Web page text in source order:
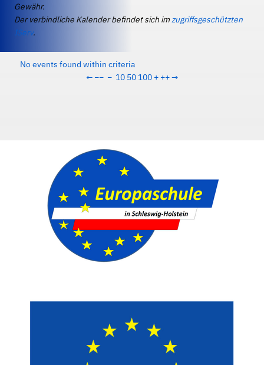
Gewähr.
Der verbindliche Kalender befindet sich imzugriffsgeschützten
IServ.
No events found within criteria
← −− − 10 50 100 + ++→